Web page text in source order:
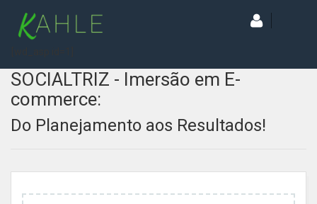
SOCIALTRIZ - Imersão em E-
commerce:
Do Planejamento aos Resultados!